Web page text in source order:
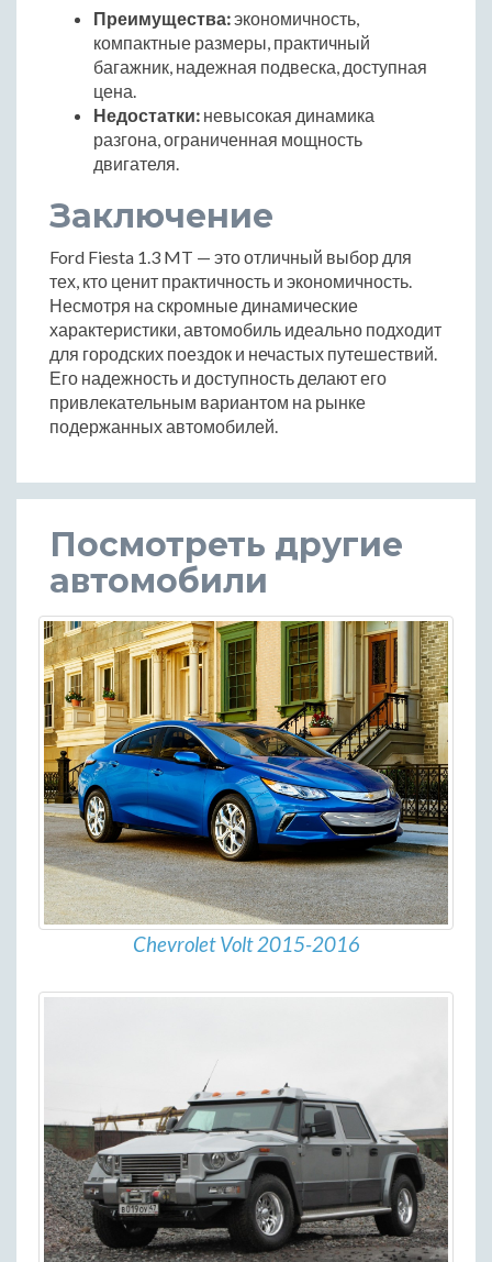
Преимущества:экономичность,
компактные размеры, практичный
багажник, надежная подвеска, доступная
цена.
Недостатки: невысокая динамика
разгона, ограниченная мощность
двигателя.
Заключение
Ford Fiesta 1.3 MT — это отличный выбор для
тех, кто ценит практичность и экономичность.
Несмотря на скромные динамические
характеристики, автомобиль идеально подходит
для городских поездок и нечастых путешествий.
Его надежность и доступность делают его
привлекательным вариантом на рынке
подержанных автомобилей.
Посмотреть другие
автомобили
Chevrolet Volt 2015-2016